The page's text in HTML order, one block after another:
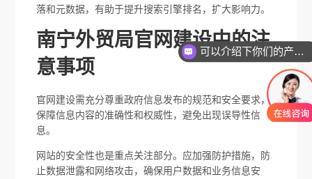
落和元数据，有助于提升搜索引擎排名，扩大影响力。
南宁外贸局官网建设中的注
意事项
官网建设需充分尊重政府信息发布的规范和安全要求，
保障信息内容的准确性和权威性，避免出现误导性信
息。
网站的安全性也是重点关注部分。应加强防护措施，防
止数据泄露和网络攻击，确保用户数据和业务信息安
可以介绍下你们的产品么